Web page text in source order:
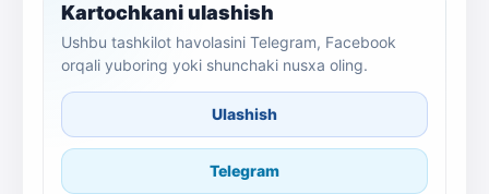
Kartochkani ulashish
Ushbu tashkilot havolasini Telegram, Facebook
orqali yuboring yoki shunchaki nusxa oling.
Ulashish
Telegram